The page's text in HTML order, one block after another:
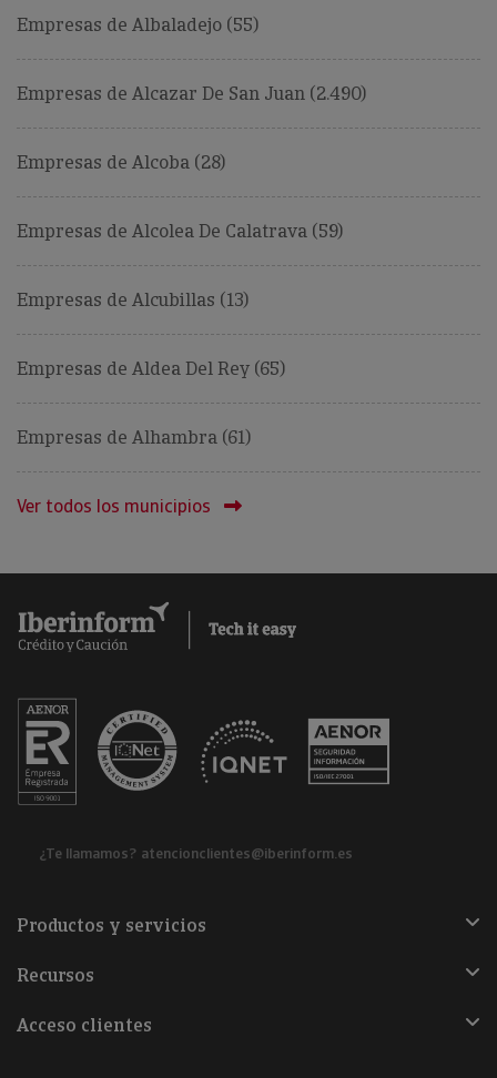
Empresas de Albaladejo (55)
Empresas de Alcazar De San Juan (2.490)
Empresas de Alcoba (28)
Empresas de Alcolea De Calatrava (59)
Empresas de Alcubillas (13)
Empresas de Aldea Del Rey (65)
Empresas de Alhambra (61)
Ver todos los municipios
¿Te llamamos? atencionclientes@iberinform.es
Productos y servicios
Recursos
Acceso clientes